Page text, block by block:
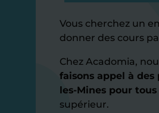
Vous cherchez un
donner des cours
Chez Acadomia,
faisons appel à
les-Mines pour
supérieur.